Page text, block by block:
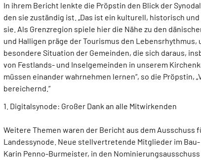
In ihrem Bericht lenkte die Pröpstin den Blick der
den sie zuständig ist. „Das ist ein kulturell, historisch
sie. Als Grenzregion spiele hier die Nähe zu den
und Halligen präge der Tourismus den
besondere Situation der Gemeinden, die sich daraus,
von Festlands- und Inselgemeinden in unserem
müssen einander wahrnehmen lernen“, so die
bereichernd.“
1. Digitalsynode: Großer Dank an alle Mitwirkenden
Weitere Themen waren der Bericht aus dem
Landessynode. Neue stellvertretende Mitglieder im
Karin Penno-Burmeister, in den